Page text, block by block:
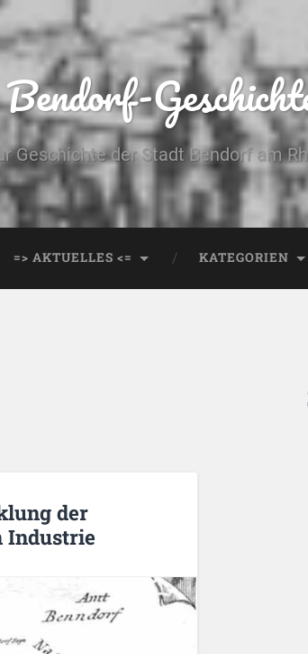
Bendorf-
Geschichte der Stadt Bendorf am
=> AKTUELLES <= KATEGORIEN
der
Industrie